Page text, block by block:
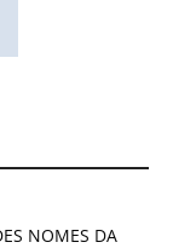
NOMES DA